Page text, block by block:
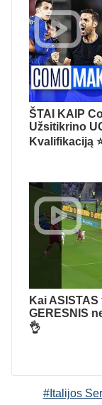
ŠTAI KAIP
Užsitikrino
Kvalifikaciją
Kai ASISTAS
GERESNIS
👌
#Italijos